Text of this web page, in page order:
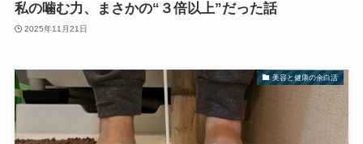
私の噛む力、まさかの“３倍以上”だった話
2025年11月21日
美容と健康の余白活